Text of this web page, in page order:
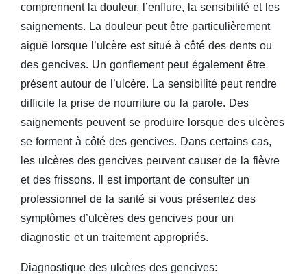
comprennent la douleur, l’enflure, la sensibilité et les
saignements. La douleur peut être particulièrement
aiguë lorsque l’ulcère est situé à côté des dents ou
des gencives. Un gonflement peut également être
présent autour de l’ulcère. La sensibilité peut rendre
difficile la prise de nourriture ou la parole. Des
saignements peuvent se produire lorsque des ulcères
se forment à côté des gencives. Dans certains cas,
les ulcères des gencives peuvent causer de la fièvre
et des frissons. Il est important de consulter un
professionnel de la santé si vous présentez des
symptômes d’ulcères des gencives pour un
diagnostic et un traitement appropriés.
Diagnostique des ulcères des gencives: